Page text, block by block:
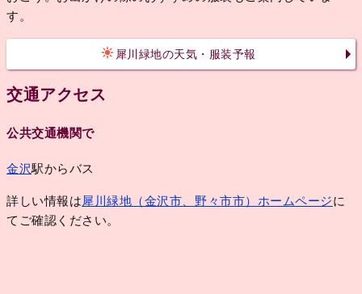
す。
犀川緑地の天気・服装予報
交通アクセス
公共交通機関で
金沢駅からバス
詳しい情報は犀川緑地（金沢市、野々市市）ホームページに
てご確認ください。